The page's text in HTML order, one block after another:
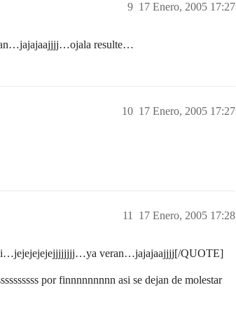
17 Enero, 2005 17:27
9
resulte…
17 Enero, 2005 17:27
10
17 Enero, 2005 17:28
11
veran…jajajaajjjj[/QUOTE]
por finnnnnnnnn asi se dejan de molestar